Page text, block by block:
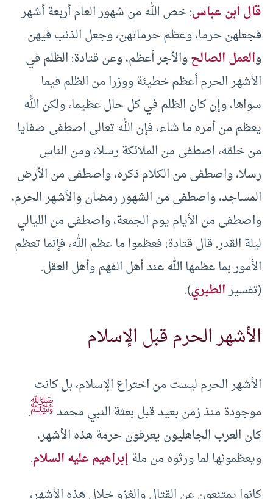
قال ابن عباس: خص الله من شهور العام أربعة أشهر
فجعلهن حرما، وعظم حرماتهن، وجعل الذنب فيهن
والعمل الصالحوالأجر أعظم، وعن قتادة: الظلم في
الأشهر الحرم أعظم خطيئة ووزرا من الظلم فيما
سواها، وإن كان الظلم في كل حال عظيما، ولكن الله
يعظم من أمره ما شاء، فإن الله تعالى اصطفى صفايا
من خلقه، اصطفى من الملائكة رسلا، ومن الناس
رسلا، واصطفى من الكلام ذكره، واصطفى من الأرض
المساجد، واصطفى من الشهور رمضان والأشهر الحرم،
واصطفى من الأيام يوم الجمعة، واصطفى من الليالي
ليلة القدر. قال قتادة: فعظموا ما عظم الله، فإنما تعظم
الأمور بما عظمها الله عند أهل الفهم وأهل العقل.
(تفسيرالطبري).
الأشهر الحرم قبل الإسلام
الأشهر الحرم ليست من اختراع الإسلام، بل كانت
موجودة منذ زمن بعيد قبل بعثة النبي محمدﷺ.
كان العرب الجاهليون يعرفون حرمة هذه الأشهر،
ويعظمونها لما ورثوه من ملةإبراهيم عليه السلام.
كانوا يمتنعون عن القتال والغزو خلال هذه الأشهر،